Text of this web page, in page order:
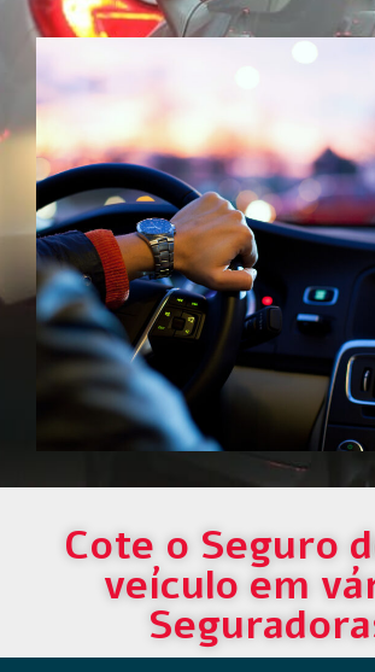
Cote o Seguro
veículo em